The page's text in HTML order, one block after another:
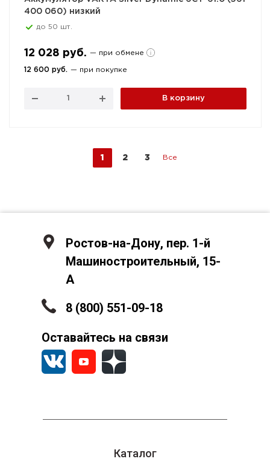
400 060) низкий
до 50 шт.
12 028 руб. — при обмене
12 600 руб. — при покупке
В корзину
1 2 3 Все
Каталог
Ростов-на-Дону, пер. 1-й
Машиностроительный, 15-
А
8 (800) 551-09-18
Оставайтесь на связи